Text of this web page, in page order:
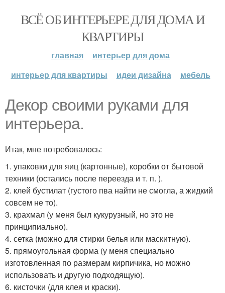
ВСЁ ОБ ИНТЕРЬЕРЕ ДЛЯ ДОМА И
КВАРТИРЫ
главная
интерьер для дома
интерьер для квартиры
идеи дизайна мебель
Декор своими руками для
интерьера.
Итак, мне потребовалось:
1. упаковки для яиц (картонные), коробки от бытовой
техники (остались после переезда и т. п. ).
2. клей бустилат (густого пва найти не смогла, а жидкий
совсем не то).
3. крахмал (у меня был кукурузный, но это не
принципиально).
4. сетка (можно для стирки белья или маскитную).
5. прямоугольная форма (у меня специально
изготовленная по размерам кирпичика, но можно
использовать и другую подходящую).
6. кисточки (для клея и краски).